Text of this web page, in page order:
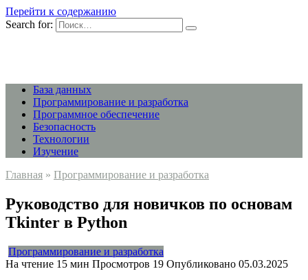
Перейти к содержанию
Search for:
База данных
Программирование и разработка
Программное обеспечение
Безопасность
Технологии
Изучение
Главная » Программирование и разработка
Руководство для новичков по основам
Tkinter в Python
Программирование и разработка
На чтение 15 мин Просмотров 19 Опубликовано 05.03.2025